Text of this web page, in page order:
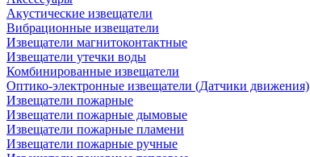
Акустические извещатели
Вибрационные извещатели
Извещатели магнитоконтактные
Извещатели утечки воды
Комбинированные извещатели
Оптико-электронные извещатели (Датчики движения)
Извещатели пожарные
Извещатели пожарные дымовые
Извещатели пожарные пламени
Извещатели пожарные ручные